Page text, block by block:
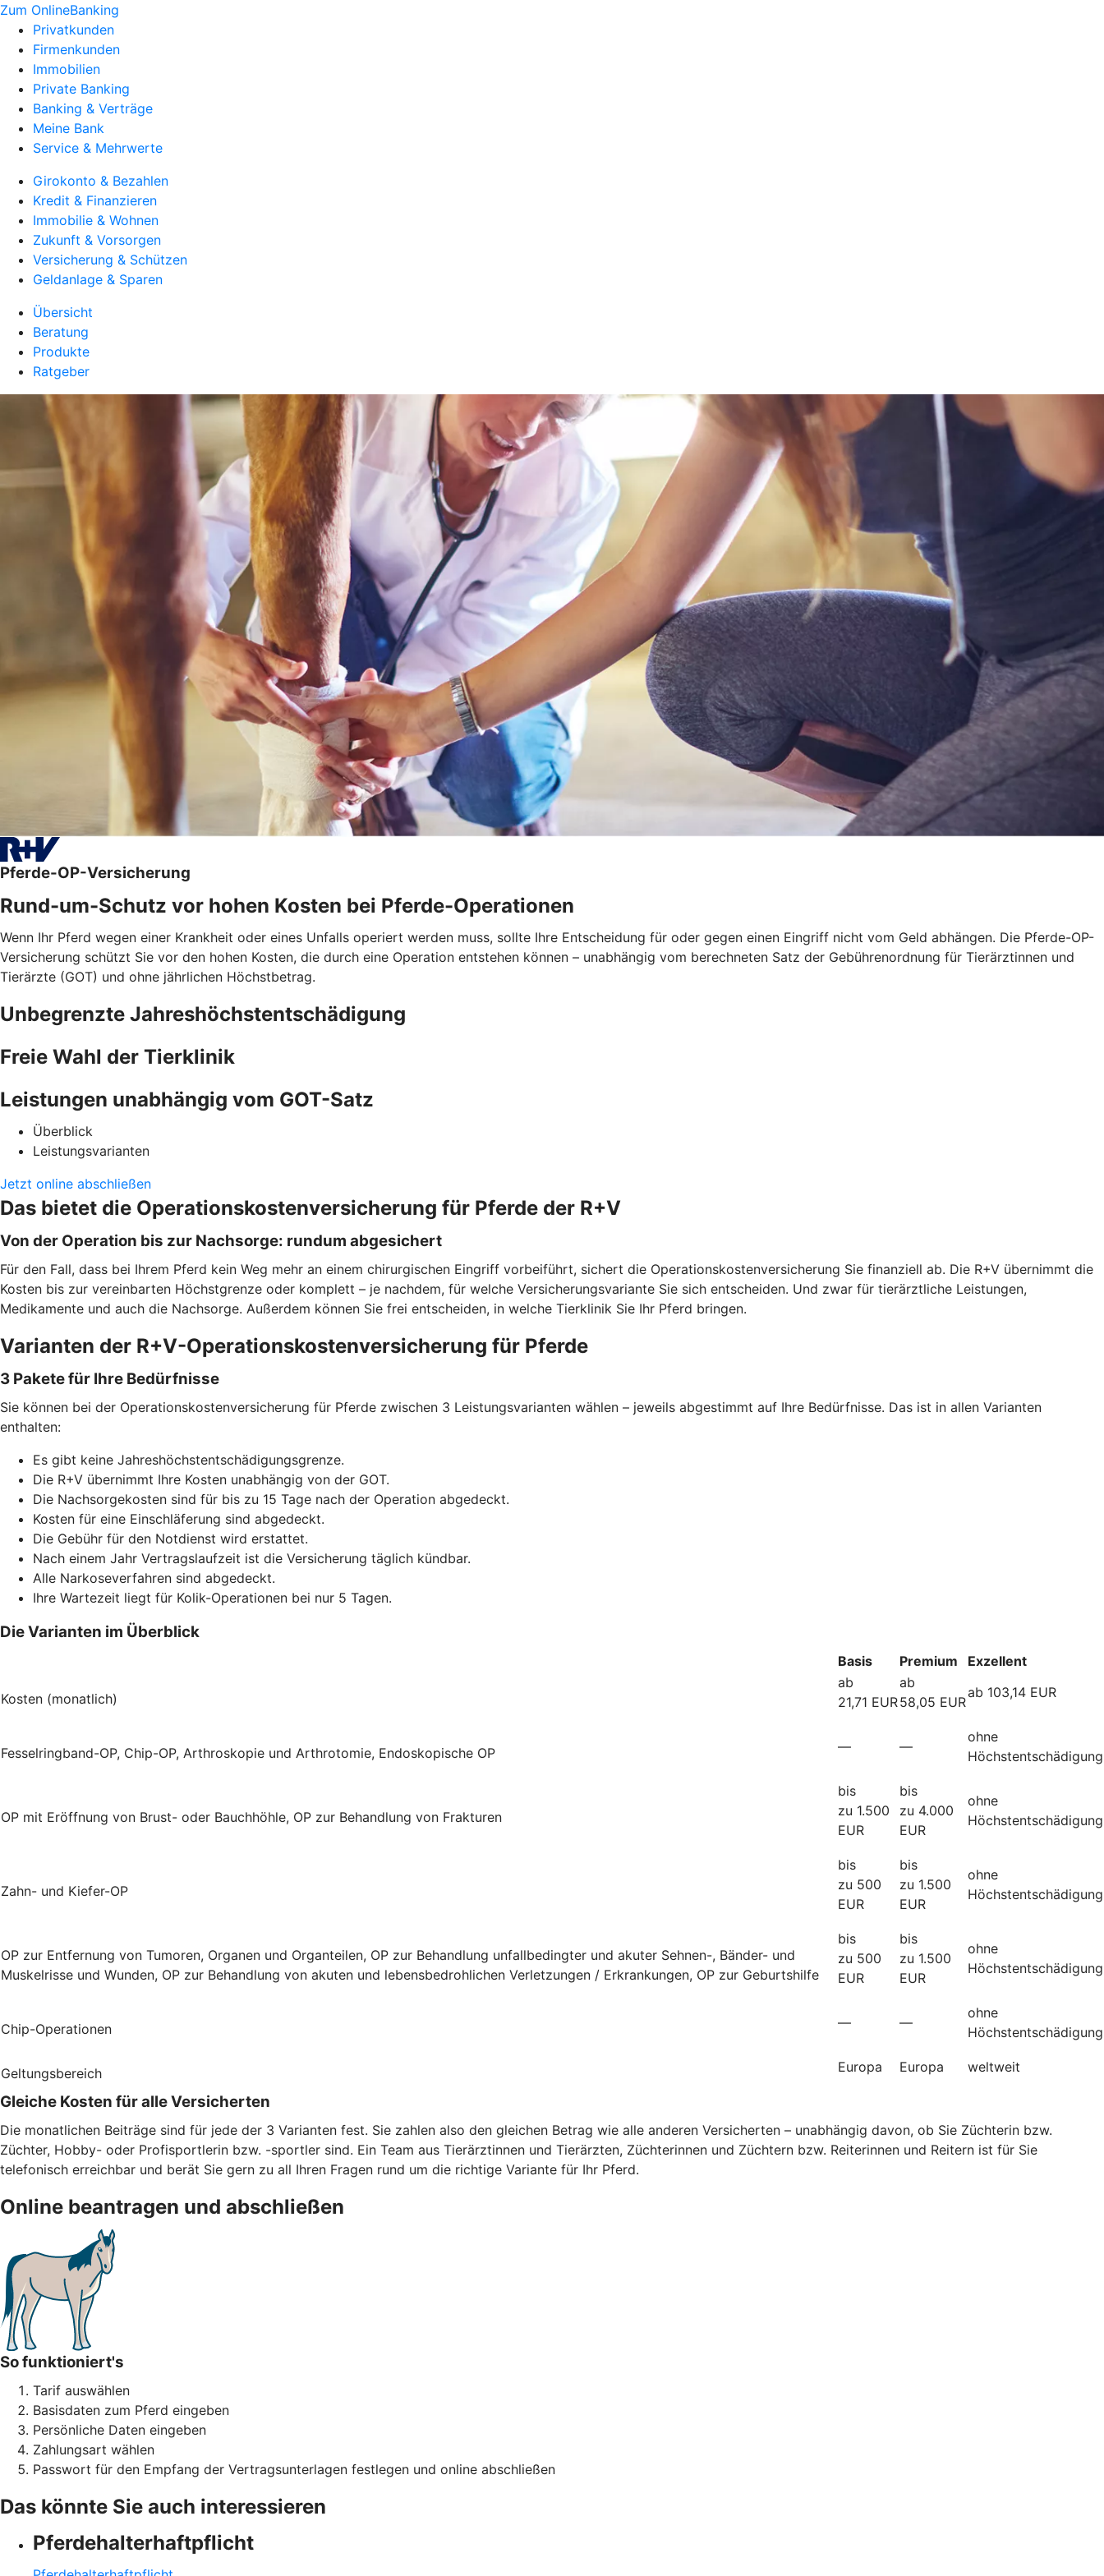
Zum OnlineBanking
Privatkunden
Firmenkunden
Immobilien
Private Banking
Banking & Verträge
Meine Bank
Service & Mehrwerte
Girokonto & Bezahlen
Kredit & Finanzieren
Immobilie & Wohnen
Zukunft & Vorsorgen
Versicherung & Schützen
Geldanlage & Sparen
Übersicht
Beratung
Produkte
Ratgeber
Pferde-OP-Versicherung
Rund-um-Schutz vor hohen Kosten bei Pferde-Operationen
Wenn Ihr Pferd wegen einer Krankheit oder eines Unfalls operiert werden muss, sollte Ihre Entscheidung für oder gegen einen Eingriff nicht vom Geld abhängen. Die Pferde-OP-
Versicherung schützt Sie vor den hohen Kosten, die durch eine Operation entstehen können – unabhängig vom berechneten Satz der Gebührenordnung für Tierärztinnen und
Tierärzte (GOT) und ohne jährlichen Höchstbetrag.
Unbegrenzte Jahreshöchstentschädigung
Freie Wahl der Tierklinik
Leistungen unabhängig vom GOT-Satz
Überblick
Leistungsvarianten
Jetzt online abschließen
Das bietet die Operationskostenversicherung für Pferde der R+V
Von der Operation bis zur Nachsorge: rundum abgesichert
Für den Fall, dass bei Ihrem Pferd kein Weg mehr an einem chirurgischen Eingriff vorbeiführt, sichert die Operationskostenversicherung Sie finanziell ab. Die R+V übernimmt die
Kosten bis zur vereinbarten Höchstgrenze oder komplett – je nachdem, für welche Versicherungsvariante Sie sich entscheiden. Und zwar für tierärztliche Leistungen,
Medikamente und auch die Nachsorge. Außerdem können Sie frei entscheiden, in welche Tierklinik Sie Ihr Pferd bringen.
Varianten der R+V-Operationskostenversicherung für Pferde
3 Pakete für Ihre Bedürfnisse
Sie können bei der Operationskostenversicherung für Pferde zwischen 3 Leistungsvarianten wählen – jeweils abgestimmt auf Ihre Bedürfnisse. Das ist in allen Varianten
enthalten:
Es gibt keine Jahreshöchstentschädigungsgrenze.
Die R+V übernimmt Ihre Kosten unabhängig von der GOT.
Die Nachsorgekosten sind für bis zu 15 Tage nach der Operation abgedeckt.
Kosten für eine Einschläferung sind abgedeckt.
Die Gebühr für den Notdienst wird erstattet.
Nach einem Jahr Vertragslaufzeit ist die Versicherung täglich kündbar.
Alle Narkoseverfahren sind abgedeckt.
Ihre Wartezeit liegt für Kolik-Operationen bei nur 5 Tagen.
Die Varianten im Überblick
Basis Premium Exzellent
Kosten (monatlich)
ab
21,71 EUR
ab
58,05 EUR
ab 103,14 EUR
Fesselringband-OP, Chip-OP, Arthroskopie und Arthrotomie, Endoskopische OP — —
ohne
Höchstentschädigung
OP mit Eröffnung von Brust- oder Bauchhöhle, OP zur Behandlung von Frakturen
bis
zu 1.500
EUR
bis
zu 4.000
EUR
ohne
Höchstentschädigung
Zahn- und Kiefer-OP
bis
zu 500
EUR
bis
zu 1.500
EUR
ohne
Höchstentschädigung
OP zur Entfernung von Tumoren, Organen und Organteilen, OP zur Behandlung unfallbedingter und akuter Sehnen-, Bänder- und
Muskelrisse und Wunden, OP zur Behandlung von akuten und lebensbedrohlichen Verletzungen / Erkrankungen, OP zur Geburtshilfe
bis
zu 500
EUR
bis
zu 1.500
EUR
ohne
Höchstentschädigung
Chip-Operationen — —
ohne
Höchstentschädigung
Geltungsbereich Europa Europa weltweit
Gleiche Kosten für alle Versicherten
Die monatlichen Beiträge sind für jede der 3 Varianten fest. Sie zahlen also den gleichen Betrag wie alle anderen Versicherten – unabhängig davon, ob Sie Züchterin bzw.
Züchter, Hobby- oder Profisportlerin bzw. -sportler sind. Ein Team aus Tierärztinnen und Tierärzten, Züchterinnen und Züchtern bzw. Reiterinnen und Reitern ist für Sie
telefonisch erreichbar und berät Sie gern zu all Ihren Fragen rund um die richtige Variante für Ihr Pferd.
Online beantragen und abschließen
So funktioniert's
Tarif auswählen
Basisdaten zum Pferd eingeben
Persönliche Daten eingeben
Zahlungsart wählen
Passwort für den Empfang der Vertragsunterlagen festlegen und online abschließen
Das könnte Sie auch interessieren
Pferdehalter­haftpflicht